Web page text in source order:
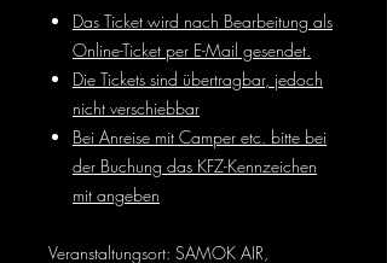
Das Ticket wird nach Bearbeitung als
Online-Ticket per E-Mail gesendet.
Die Tickets sind übertragbar, jedoch
nicht verschiebbar
Bei Anreise mit Camper etc. bitte bei
der Buchung das KFZ-Kennzeichen
mit angeben
Veranstaltungsort: SAMOK AIR,